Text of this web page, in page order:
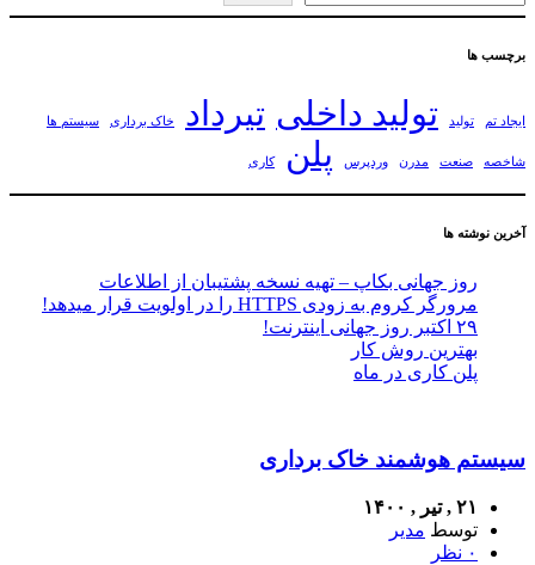
برچسب ها
ایجاد تم تولید تولید داخلی تیرداد خاک برداری سیستم ها
شاخصه صنعت مدرن وردپرس پلن کاری
آخرین نوشته ها
روز جهانی بکاپ – تهیه نسخه پشتیبان از اطلاعات
مرورگر کروم به زودی HTTPS را در اولویت قرار میدهد!
۲۹ اکتبر روز جهانی اینترنت!
بهترین روش کار
پلن کاری در ماه
سیستم هوشمند خاک برداری
۲۱ , تیر , ۱۴۰۰
توسط مدیر
۰ نظر